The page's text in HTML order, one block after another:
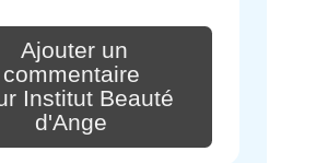
Ajouter un
commentaire
Institut Beauté
d'Ange